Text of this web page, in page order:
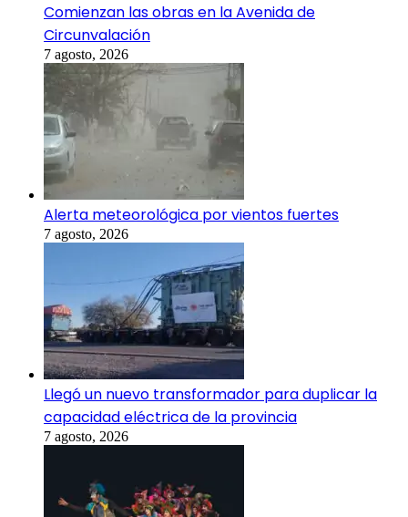
Comienzan las obras en la Avenida de
Circunvalación
7 agosto, 2026
Alerta meteorológica por vientos fuertes
7 agosto, 2026
Llegó un nuevo transformador para duplicar la
capacidad eléctrica de la provincia
7 agosto, 2026